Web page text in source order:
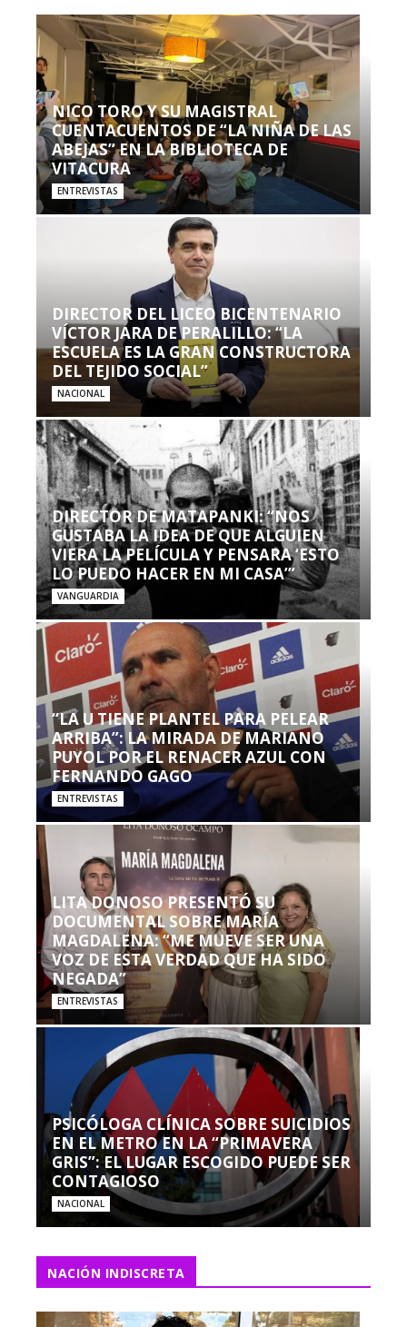
NICO TORO Y SU MAGISTRAL
CUENTACUENTOS DE “LA NIÑA DE LAS
ABEJAS” EN LA BIBLIOTECA DE
VITACURA
ENTREVISTAS
DIRECTOR DEL LICEO BICENTENARIO
VÍCTOR JARA DE PERALILLO: “LA
ESCUELA ES LA GRAN CONSTRUCTORA
DEL TEJIDO SOCIAL”
NACIONAL
DIRECTOR DE MATAPANKI: “NOS
GUSTABA LA IDEA DE QUE ALGUIEN
VIERA LA PELÍCULA Y PENSARA ‘ESTO
LO PUEDO HACER EN MI CASA’”
VANGUARDIA
“LA U TIENE PLANTEL PARA PELEAR
ARRIBA”: LA MIRADA DE MARIANO
PUYOL POR EL RENACER AZUL CON
FERNANDO GAGO
ENTREVISTAS
LITA DONOSO PRESENTÓ SU
DOCUMENTAL SOBRE MARÍA
MAGDALENA: “ME MUEVE SER UNA
VOZ DE ESTA VERDAD QUE HA SIDO
NEGADA”
ENTREVISTAS
PSICÓLOGA CLÍNICA SOBRE SUICIDIOS
EN EL METRO EN LA “PRIMAVERA
GRIS”: EL LUGAR ESCOGIDO PUEDE SER
CONTAGIOSO
NACIONAL
NACIÓN INDISCRETA